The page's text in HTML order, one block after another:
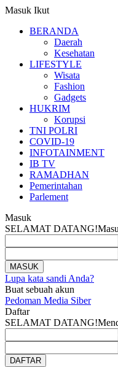
Masuk Ikut
BERANDA
Daerah
Kesehatan
LIFESTYLE
Wisata
Fashion
Gadgets
HUKRIM
Korupsi
TNI POLRI
COVID-19
INFOTAINMENT
IB TV
RAMADHAN
Pemerintahan
Parlement
Masuk
SELAMAT DATANG!
Lupa kata sandi Anda?
Buat sebuah akun
Pedoman Media Siber
Daftar
SELAMAT DATANG!